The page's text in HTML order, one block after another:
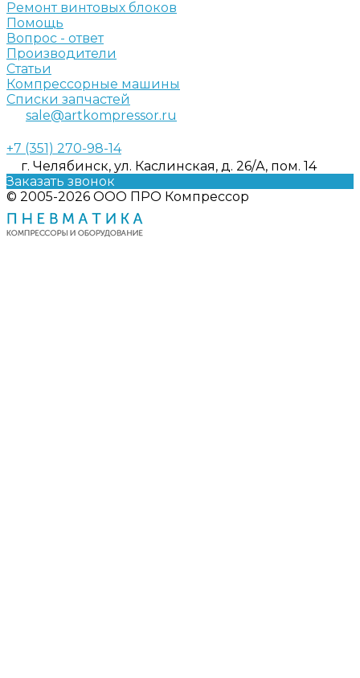
Ремонт винтовых блоков
Помощь
Вопрос - ответ
Производители
Статьи
Компрессорные машины
Списки запчастей
sale@artkompressor.ru
+7 (351) 270-98-14
г. Челябинск, ул. Каслинская, д. 26/А, пом. 14
Заказать звонок
© 2005-2026 ООО ПРО Компрессор